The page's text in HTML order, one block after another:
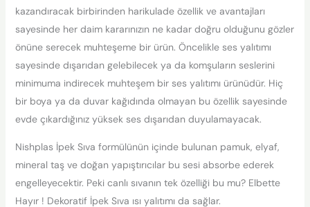
kazandıracak birbirinden harikulade özellik ve avantajları
sayesinde her daim kararınızın ne kadar doğru olduğunu gözler
önüne serecek muhteşeme bir ürün. Öncelikle ses yalıtımı
sayesinde dışarıdan gelebilecek ya da komşuların seslerini
minimuma indirecek muhteşem bir ses yalıtımı ürünüdür. Hiç
bir boya ya da duvar kağıdında olmayan bu özellik sayesinde
evde çıkardığınız yüksek ses dışarıdan duyulamayacak.
Nishplas İpek Sıva formülünün içinde bulunan pamuk, elyaf,
mineral taş ve doğan yapıştırıcılar bu sesi absorbe ederek
engelleyecektir. Peki canlı sıvanın tek özelliği bu mu? Elbette
Hayır ! Dekoratif İpek Sıva ısı yalıtımı da sağlar.